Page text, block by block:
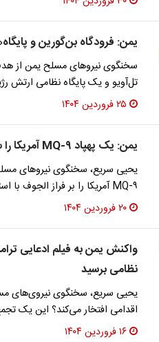
یمن: فرودگاه بن‌گورین و
سخنگوی نیروهای مسلح یمن از
تل‌آویو و یک پایگاه نظامی ارتش
۲۵ فروردین ۱۴۰۴
یمن: یک پهپاد MQ-۹ آمریکا را سرنگون کردیم
یحیی سریع، سخنگوی نیروهای
MQ-۹ آمریکا را بر فراز الجوف با استفاده از موشک ساخت داخل…
۲۰ فروردین ۱۴۰۴
واکنش یمن به فیلم ادعایی
نظامی برسید
یحیی سریع، سخنگوی نیروی‌های
اقدامی افتخار می‌کند؟ این یک
۱۶ فروردین ۱۴۰۴